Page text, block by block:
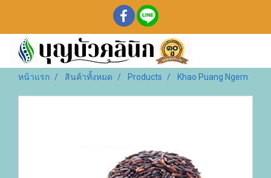
หน้าแรก สินค้าทั้งหมด Products Khao Puang Ngern